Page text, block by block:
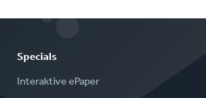
Specials
Interaktive ePaper